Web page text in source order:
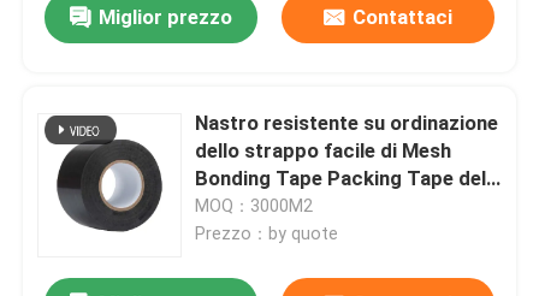
Casa
Prodotti
Circa noi
Miglior prezzo Contattaci
Nastro resistente su ordinazione
dello strappo facile di Mesh
Bonding Tape Packing Tape del
nastro di condotta del tessuto
35
MOQ：3000M2
Prezzo：by quote